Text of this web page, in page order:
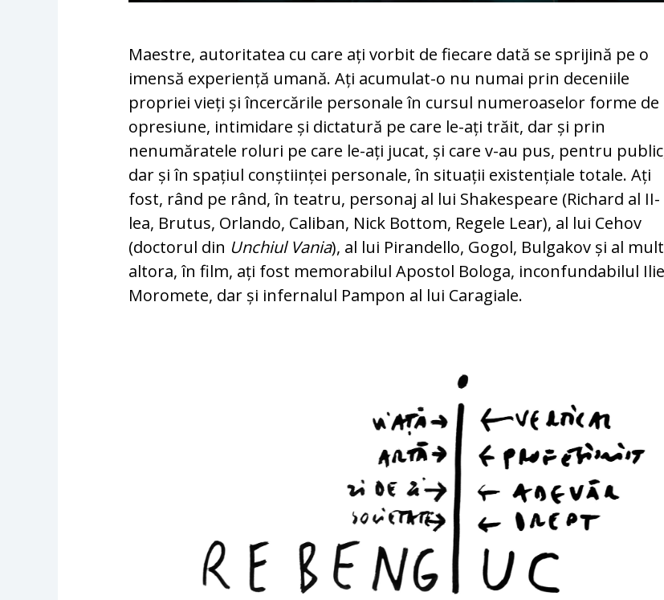
Maestre, autoritatea cu care ați vorbit de fiecare dată se sprijină pe o
imensă experiență umană. Ați acumulat-o nu numai prin deceniile
propriei vieți și încercările personale în cursul numeroaselor forme de
opresiune, intimidare și dictatură pe care le-ați trăit, dar și prin
nenumăratele roluri pe care le-ați jucat, și care v-au pus, pentru
dar și în spațiul conștiinței personale, în situații existențiale totale. Ați
fost, rând pe rând, în teatru, personaj al lui Shakespeare (Richard al II-
lea, Brutus, Orlando, Caliban, Nick Bottom, Regele Lear), al lui Cehov
(doctorul din Unchiul Vania), al lui Pirandello, Gogol, Bulgakov și al
altora, în film, ați fost memorabilul Apostol Bologa, inconfundabilul Ilie
Moromete, dar și infernalul Pampon al lui Caragiale.